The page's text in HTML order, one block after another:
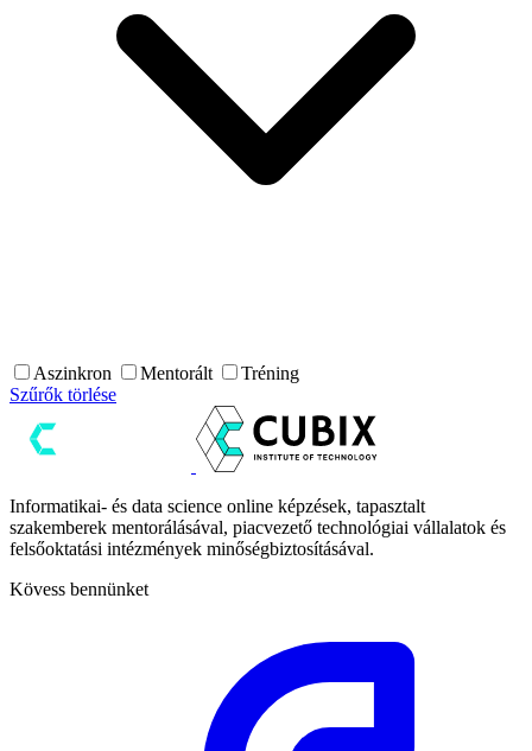
Aszinkron Mentorált
Tréning
Szűrők törlése
Informatikai- és data science online képzések, tapasztalt
szakemberek mentorálásával, piacvezető technológiai vállalatok és
felsőoktatási intézmények minőségbiztosításával.
Kövess bennünket